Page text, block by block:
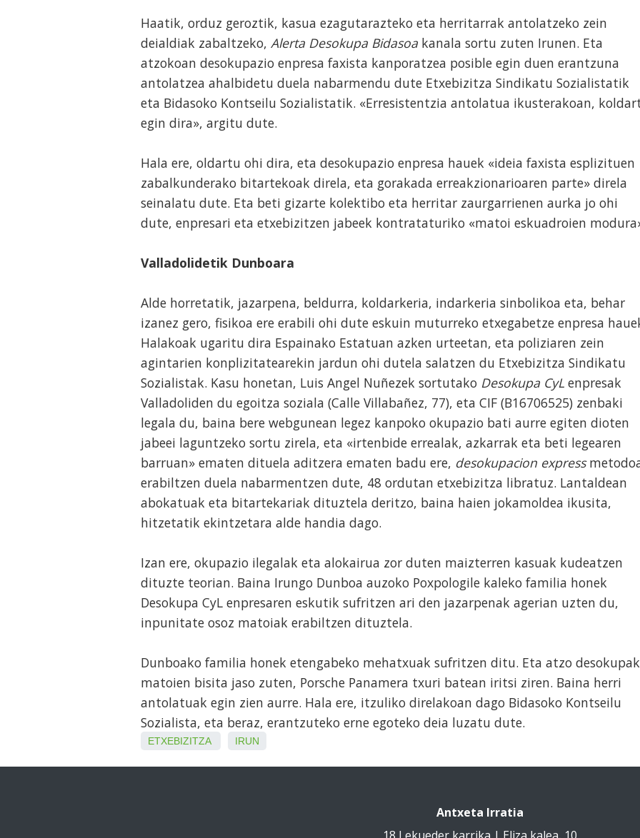
Haatik, orduz geroztik, kasua ezagutarazteko eta herritarrak antolatzeko zein
deialdiak zabaltzeko, Alerta Desokupa Bidasoa kanala sortu zuten Irunen. Eta
atzokoan desokupazio enpresa faxista kanporatzea posible egin duen erantzuna
antolatzea ahalbidetu duela nabarmendu dute Etxebizitza Sindikatu Sozialistatik
eta Bidasoko Kontseilu Sozialistatik. «Erresistentzia antolatua ikusterakoan,
egin dira», argitu dute.
Hala ere, oldartu ohi dira, eta desokupazio enpresa hauek «ideia faxista esplizituen
zabalkunderako bitartekoak direla, eta gorakada erreakzionarioaren parte» direla
seinalatu dute. Eta beti gizarte kolektibo eta herritar zaurgarrienen aurka jo ohi
dute, enpresari eta etxebizitzen jabeek kontrataturiko «matoi eskuadroien
Valladolidetik Dunboara
Alde horretatik, jazarpena, beldurra, koldarkeria, indarkeria sinbolikoa eta, behar
izanez gero, fisikoa ere erabili ohi dute eskuin muturreko etxegabetze enpresa
Halakoak ugaritu dira Espainako Estatuan azken urteetan, eta poliziaren zein
agintarien konplizitatearekin jardun ohi dutela salatzen du Etxebizitza Sindikatu
Sozialistak. Kasu honetan, Luis Angel Nuñezek sortutako Desokupa CyL enpresak
Valladoliden du egoitza soziala (Calle Villabañez, 77), eta CIF (B16706525) zenbaki
legala du, baina bere webgunean legez kanpoko okupazio bati aurre egiten dioten
jabeei laguntzeko sortu zirela, eta «irtenbide errealak, azkarrak eta beti legearen
barruan» ematen dituela aditzera ematen badu ere, desokupacion express
erabiltzen duela nabarmentzen dute, 48 ordutan etxebizitza libratuz. Lantaldean
abokatuak eta bitartekariak dituztela deritzo, baina haien jokamoldea ikusita,
hitzetatik ekintzetara alde handia dago.
Izan ere, okupazio ilegalak eta alokairua zor duten maizterren kasuak kudeatzen
dituzte teorian. Baina Irungo Dunboa auzoko Poxpologile kaleko familia honek
Desokupa CyL enpresaren eskutik sufritzen ari den jazarpenak agerian uzten du,
inpunitate osoz matoiak erabiltzen dituztela.
Dunboako familia honek etengabeko mehatxuak sufritzen ditu. Eta atzo
matoien bisita jaso zuten, Porsche Panamera txuri batean iritsi ziren. Baina herri
antolatuak egin zien aurre. Hala ere, itzuliko direlakoan dago Bidasoko Kontseilu
Sozialista, eta beraz, erantzuteko erne egoteko deia luzatu dute.
ETXEBIZITZA IRUN
Antxeta Irratia